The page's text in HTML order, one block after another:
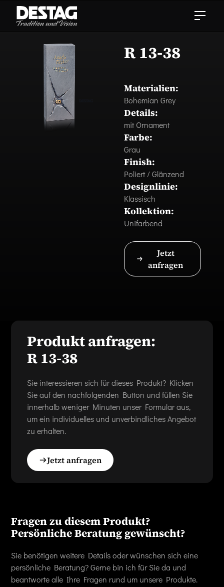
R 13-38
Materialien:
Bohemian Grey
Details:
mit Ornament
Farbe:
Grau
Finish:
Poliert / Glänzend
Designlinie:
Klassisch
Kollektion:
Unifarbend
Jetzt
anfragen
Produkt anfragen:
R 13-38
Sie interessieren sich für dieses Produkt? Klicken
Sie auf den nachfolgenden Button und füllen Sie
innerhalb weniger Minuten unser Formular aus,
um ein individuelles und unverbindliches Angebot
zu erhalten.
Jetzt anfragen
Fragen zu diesem Produkt?
Persönliche Beratung gewünscht?
Sie benötigen weitere Details oder wünschen sich eine
persönliche Beratung? Gerne bin ich für Sie da und
beantworte alle Ihre Fragen rund um unsere Produkte.